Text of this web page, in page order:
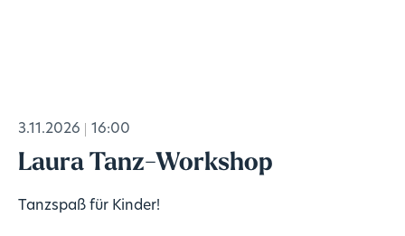
3.11.2026 16:00
Laura Tanz-Workshop
Tanzspaß für Kinder!